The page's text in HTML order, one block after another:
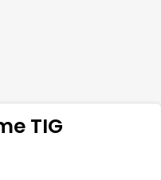
TIG